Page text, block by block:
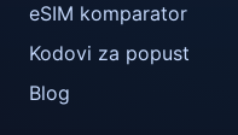
eSIM komparator
Kodovi za popust
Blog